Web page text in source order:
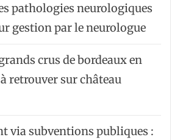
pathologies neurologiques
gestion par le neurologue
crus de bordeaux en
retrouver sur château
via subventions publiques :